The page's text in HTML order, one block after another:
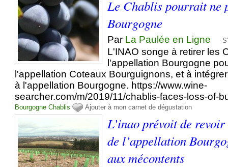
Le Chablis pourrait ne
Bourgogne
Par La Paulée en Ligne
L'INAO songe à retirer les
l'appellation Bourgogne
l'appellation Coteaux Bourguignons, et à
à l'appellation Bourgogne. https://www.wine-
searcher.com/m/2019/11/chablis-faces-loss-of-
Bourgogne Chablis Ajouter à mon carnet de dégustation
L’inao prévoit de
de l’appellation
aux mécontents